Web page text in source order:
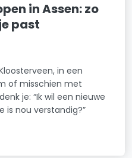
in Assen: zo
past
in een
of misschien met
je: “Ik wil een nieuwe
is nou verstandig?”